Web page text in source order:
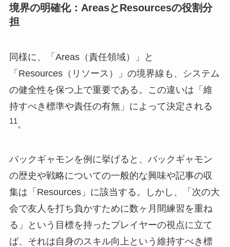
境界の明確化：AreasとResourcesの役割分
担
同様に、「Areas（責任領域）」と
「Resources（リソース）」の境界線も、システム
の健全性を保つ上で重要である。この違いは「維
持すべき標準や責任の有無」によって決定される
11。
バックギャモンを例に挙げると、バックギャモン
の歴史や戦略についての一般的な興味や記事の収
集は「Resources」に該当する。しかし、「次の大
会で友人を打ち負かすために数ヶ月間練習を重ね
る」という目標を持ったプレイヤーの視点に立て
ば、それは自身のスキル向上という維持すべき標